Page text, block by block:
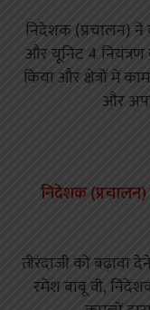
निदेशक (प्रचालन) ने
और यूनिट 4 नियंत्रण
किया और क्षेत्रों में
और
निदेशक (प्रचालन)
तीरंदाजी को बढ़ावा
रमेश बाबू वी,